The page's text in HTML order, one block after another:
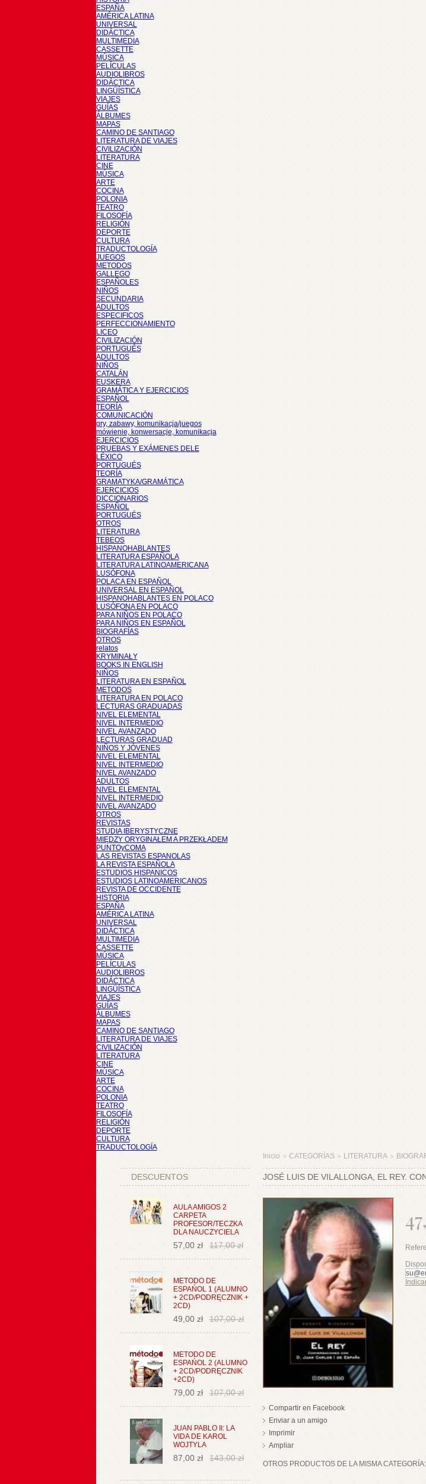
ESPAÑA
AMÉRICA LATINA
UNIVERSAL
DIDÁCTICA
MULTIMEDIA
CASSETTE
MÚSICA
PELÍCULAS
AUDIOLIBROS
DIDÁCTICA
LINGÜÍSTICA
VIAJES
GUÍAS
ÁLBUMES
MAPAS
CAMINO DE SANTIAGO
LITERATURA DE VIAJES
CIVILIZACIÓN
LITERATURA
CINE
MÚSICA
ARTE
COCINA
POLONIA
TEATRO
FILOSOFÍA
RELIGIÓN
DEPORTE
CULTURA
TRADUCTOLOGÍA
JUEGOS
METODOS
GALLEGO
ESPAÑOLES
NIÑOS
SECUNDARIA
ADULTOS
ESPECIFICOS
PERFECCIONAMIENTO
LICEO
CIVILIZACIÓN
PORTUGUÉS
ADULTOS
NIÑOS
CATALÁN
EUSKERA
GRAMÁTICA Y EJERCICIOS
ESPAÑOL
TEORÍA
COMUNICACIÓN
gry, zabawy, komunikacja/juegos
mówienie, konwersacje, komunikacja
EJERCICIOS
PRUEBAS Y EXÁMENES DELE
LÉXICO
PORTUGUÉS
TEORÍA
GRAMATYKA/GRAMÁTICA
EJERCICIOS
DICCIONARIOS
ESPAÑOL
PORTUGUÉS
OTROS
LITERATURA
TEBEOS
HISPANOHABLANTES
LITERATURA ESPAÑOLA
LITERATURA LATINOAMERICANA
LUSÓFONA
POLACA EN ESPAÑOL
UNIVERSAL EN ESPAÑOL
HISPANOHABLANTES EN POLACO
LUSÓFONA EN POLACO
PARA NIÑOS EN POLACO
PARA NIÑOS EN ESPAÑOL
BIOGRAFÍAS
OTROS
relatos
KRYMINAŁY
BOOKS IN ENGLISH
NIÑOS
LITERATURA EN ESPAÑOL
METODOS
LITERATURA EN POLACO
LECTURAS GRADUADAS
NIVEL ELEMENTAL
NIVEL INTERMEDIO
NIVEL AVANZADO
LECTURAS GRADUAD
NIÑOS Y JÓVENES
NIVEL ELEMENTAL
NIVEL INTERMEDIO
NIVEL AVANZADO
ADULTOS
NIVEL ELEMENTAL
NIVEL INTERMEDIO
NIVEL AVANZADO
OTROS
REVISTAS
STUDIA IBERYSTYCZNE
MIĘDZY ORYGINAŁEM A PRZEKŁADEM
PUNTOyCOMA
LAS REVISTAS ESPANOLAS
LA REVISTA ESPAÑOLA
ESTUDIOS HISPANICOS
ESTUDIOS LATINOAMERICANOS
REVISTA DE OCCIDENTE
HISTORIA
ESPAÑA
AMÉRICA LATINA
UNIVERSAL
DIDÁCTICA
MULTIMEDIA
CASSETTE
MÚSICA
PELÍCULAS
AUDIOLIBROS
DIDÁCTICA
LINGÜÍSTICA
VIAJES
GUÍAS
ÁLBUMES
MAPAS
CAMINO DE SANTIAGO
LITERATURA DE VIAJES
CIVILIZACIÓN
LITERATURA
CINE
MÚSICA
ARTE
COCINA
POLONIA
TEATRO
FILOSOFÍA
RELIGIÓN
DEPORTE
CULTURA
TRADUCTOLOGÍA
DESCUENTOS
AULA AMIGOS 2
CARPETA
PROFESOR/TECZKA
DLA NAUCZYCIELA
57,00 zł 117,00 zł
METODO DE
ESPAŃOL 1 (ALUMNO
+ 2CD/PODRĘCZNIK +
2CD)
49,00 zł 107,00 zł
METODO DE
ESPAŃOL 2 (ALUMNO
+ 2CD/PODRĘCZNIK
+2CD)
79,00 zł 107,00 zł
JUAN PABLO II: LA
VIDA DE KAROL
WOJTYLA
87,00 zł 143,00 zł
Inicio > CATEGORÍAS > LITERATURA >
JOSÉ LUIS DE VILALLONGA, EL REY.
Compartir en Facebook
Enviar a un amigo
Imprimir
Ampliar
OTROS PRODUCTOS DE LA MISMA